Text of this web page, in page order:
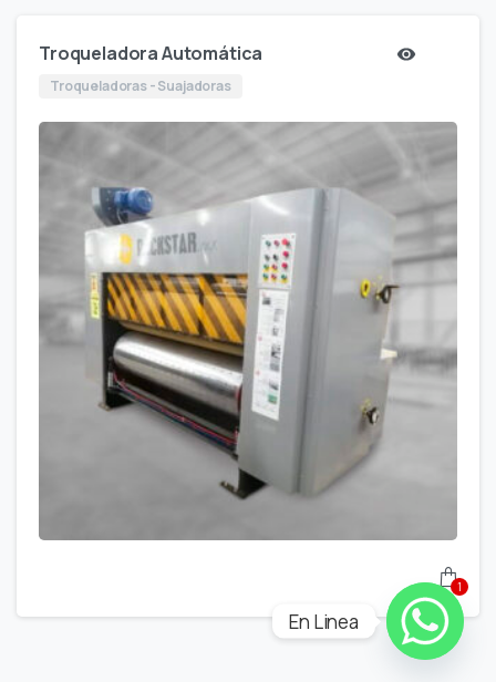
Troqueladora Automática
Troqueladoras - Suajadoras
1
En Linea